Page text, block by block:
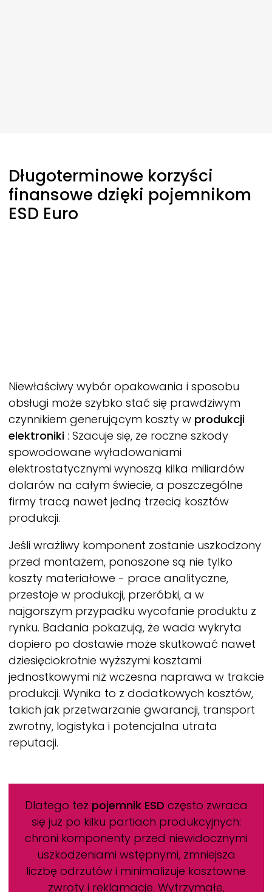
Długoterminowe korzyści
finansowe dzięki pojemnikom
ESD Euro
Niewłaściwy wybór opakowania i sposobu
obsługi może szybko stać się prawdziwym
czynnikiem generującym koszty w produkcji
elektroniki : Szacuje się, że roczne szkody
spowodowane wyładowaniami
elektrostatycznymi wynoszą kilka miliardów
dolarów na całym świecie, a poszczególne
firmy tracą nawet jedną trzecią kosztów
produkcji.
Jeśli wrażliwy komponent zostanie uszkodzony
przed montażem, ponoszone są nie tylko
koszty materiałowe - prace analityczne,
przestoje w produkcji, przeróbki, a w
najgorszym przypadku wycofanie produktu z
rynku. Badania pokazują, że wada wykryta
dopiero po dostawie może skutkować nawet
dziesięciokrotnie wyższymi kosztami
jednostkowymi niż wczesna naprawa w trakcie
produkcji. Wynika to z dodatkowych kosztów,
takich jak przetwarzanie gwarancji, transport
zwrotny, logistyka i potencjalna utrata
reputacji.
Dlatego też pojemnik ESD często zwraca
się już po kilku partiach produkcyjnych:
chroni komponenty przed niewidocznymi
uszkodzeniami wstępnymi, zmniejsza
liczbę odrzutów i minimalizuje kosztowne
zwroty i reklamacje. Wytrzymałe,